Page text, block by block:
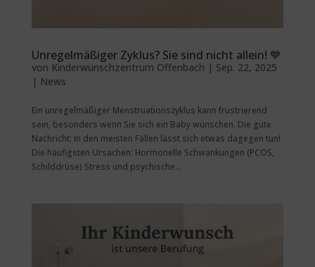
Unregelmäßiger Zyklus? Sie sind nicht allein! 💙
von Kinderwunschzentrum Offenbach | Sep. 22, 2025
| News
Ein unregelmäßiger Menstruationszyklus kann frustrierend
sein, besonders wenn Sie sich ein Baby wünschen. Die gute
Nachricht: In den meisten Fällen lässt sich etwas dagegen tun!
Die häufigsten Ursachen: Hormonelle Schwankungen (PCOS,
Schilddrüse) Stress und psychische...